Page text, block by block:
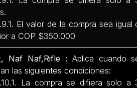
El valor de la compra sea igual
a COP $350.000
Naf Naf,Rifle : Aplica cuando
las siguientes condiciones:
La compra se difiera solo a